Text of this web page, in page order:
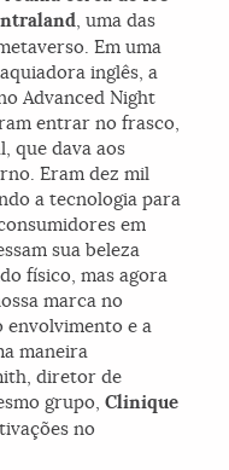
, uma das
Em uma
inglês, a
Advanced Night
entrar no frasco,
que dava aos
Eram dez mil
a tecnologia para
em
sua beleza
físico, mas agora
marca no
envolvimento e a
maneira
diretor de
grupo,Clinique
no